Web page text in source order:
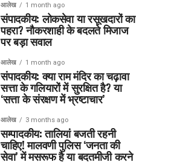
आलेख 1 month ago
संपादकीय: लोकसेवा या रसूखदारों का
पहरा? नौकरशाही के बदलते मिजाज
पर बड़ा सवाल
आलेख 1 month ago
संपादकीय: क्या राम मंदिर का चढ़ावा
सत्ता के गलियारों में सुरक्षित है? या
‘सत्ता के संरक्षण में भ्रष्टाचार’
आलेख 3 months ago
सम्पादकीय: तालियां बजती रहनी
चाहिए! मालवणी पुलिस ‘जनता की
सेवा’ में मसरूफ है या बदतमीजी करने